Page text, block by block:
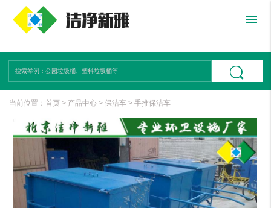
menu
当前位置： 首页> 产品中心> 保洁车> 手推保洁车